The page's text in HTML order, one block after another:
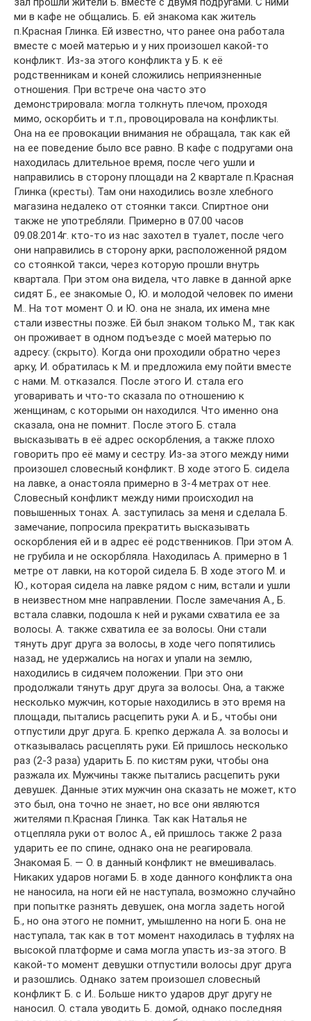
ми в кафе не общались. Б. ей знакома как житель
п.Красная Глинка. Ей известно, что ранее она работала
вместе с моей матерью и у них произошел какой-то
конфликт. Из-за этого конфликта у Б. к её
родственникам и коней сложились неприязненные
отношения. При встрече она часто это
демонстрировала: могла толкнуть плечом, проходя
мимо, оскорбить и т.п., провоцировала на конфликты.
Она на ее провокации внимания не обращала, так как ей
на ее поведение было все равно. В кафе с подругами она
находилась длительное время, после чего ушли и
направились в сторону площади на 2 квартале п.Красная
Глинка (кресты). Там они находились возле хлебного
магазина недалеко от стоянки такси. Спиртное они
также не употребляли. Примерно в 07.00 часов
09.08.2014г. кто-то из нас захотел в туалет, после чего
они направились в сторону арки, расположенной рядом
со стоянкой такси, через которую прошли внутрь
квартала. При этом она видела, что лавке в данной арке
сидят Б., ее знакомые О., Ю. и молодой человек по имени
М.. На тот момент О. и Ю. она не знала, их имена мне
стали известны позже. Ей был знаком только М., так как
он проживает в одном подъезде с моей матерью по
адресу: (скрыто). Когда они проходили обратно через
арку, И. обратилась к М. и предложила ему пойти вместе
с нами. М. отказался. После этого И. стала его
уговаривать и что-то сказала по отношению к
женщинам, с которыми он находился. Что именно она
сказала, она не помнит. После этого Б. стала
высказывать в её адрес оскорбления, а также плохо
говорить про её маму и сестру. Из-за этого между ними
произошел словесный конфликт. В ходе этого Б. сидела
на лавке, а онастояла примерно в 3-4 метрах от нее.
Словесный конфликт между ними происходил на
повышенных тонах. А. заступилась за меня и сделала Б.
замечание, попросила прекратить высказывать
оскорбления ей и в адрес её родственников. При этом А.
не грубила и не оскорбляла. Находилась А. примерно в 1
метре от лавки, на которой сидела Б. В ходе этого М. и
Ю., которая сидела на лавке рядом с ним, встали и ушли
в неизвестном мне направлении. После замечания А., Б.
встала славки, подошла к ней и руками схватила ее за
волосы. А. также схватила ее за волосы. Они стали
тянуть друг друга за волосы, в ходе чего попятились
назад, не удержались на ногах и упали на землю,
находились в сидячем положении. При это они
продолжали тянуть друг друга за волосы. Она, а также
несколько мужчин, которые находились в это время на
площади, пытались расцепить руки А. и Б., чтобы они
отпустили друг друга. Б. крепко держала А. за волосы и
отказывалась расцеплять руки. Ей пришлось несколько
раз (2-3 раза) ударить Б. по кистям руки, чтобы она
разжала их. Мужчины также пытались расцепить руки
девушек. Данные этих мужчин она сказать не может, кто
это был, она точно не знает, но все они являются
жителями п.Красная Глинка. Так как Наталья не
отцепляла руки от волос А., ей пришлось также 2 раза
ударить ее по спине, однако она не реагировала.
Знакомая Б. — О. в данный конфликт не вмешивалась.
Никаких ударов ногами Б. в ходе данного конфликта она
не наносила, на ноги ей не наступала, возможно случайно
при попытке разнять девушек, она могла задеть ногой
Б., но она этого не помнит, умышленно на ноги Б. она не
наступала, так как в тот момент находилась в туфлях на
высокой платформе и сама могла упасть из-за этого. В
какой-то момент девушки отпустили волосы друг друга
и разошлись. Однако затем произошел словесный
конфликт Б. с И.. Больше никто ударов друг другу не
наносил. О. стала уводить Б. домой, однако последняя